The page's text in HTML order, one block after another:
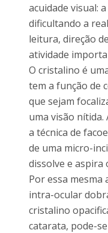
acuidade visual:
dificultando a
leitura, direção
atividade
O cristalino é
tem a função de
que sejam
uma visão
a técnica de
de uma micro-
dissolve e aspira
Por essa
intra-ocular
cristalino
catarata, pode-